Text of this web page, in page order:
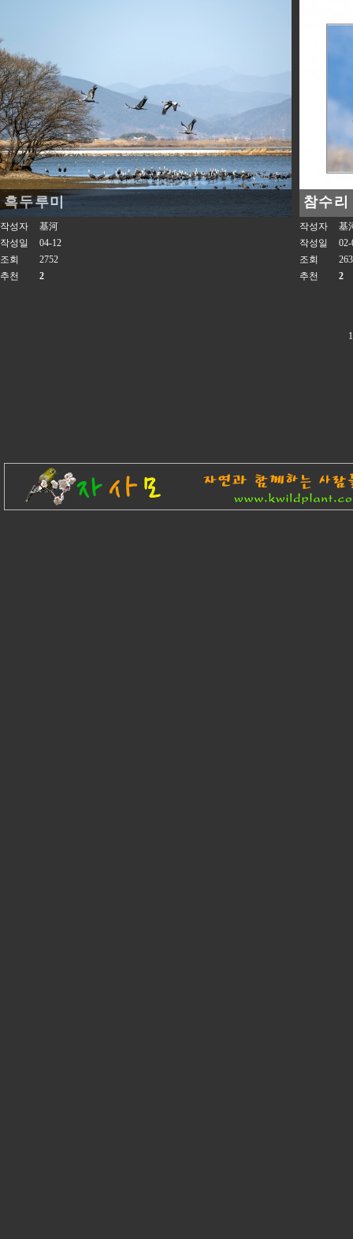
흑두루미
작성자
基河
작성일
04-12
조회
2752
추천
2
참수리
작성자
基
작성일
02-
조회
추천
2
1